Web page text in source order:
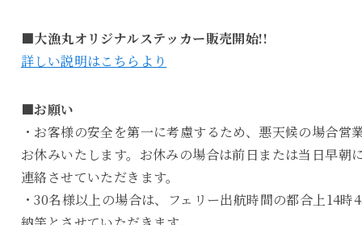
■大漁丸オリジナルステッカー販売開始!!
詳しい説明はこちらより
■お願い
・お客様の安全を第一に考慮するため、悪天候の場合営
お休みいたします。お休みの場合は前日または当日早朝
連絡させていただきます。
・30名様以上の場合は、フェリー出航時間の都合上14時